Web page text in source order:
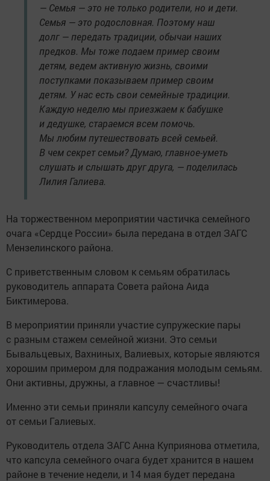
— Семья — это не только родители, но и дети.
Семья — это родословная. Поэтому наш
долг — передать традиции, обычаи наших
предков. Мы тоже подаем пример своим
детям, ведем активную жизнь, своими
поступками показываем пример своим
детям. У нас есть свои семейные традиции.
Каждую неделю мы приезжаем к бабушке
и дедушке, стараемся всем помочь.
Мы любим путешествовать всей семьей.
В чем секрет семьи? Думаю, главное-уметь
слушать и слышать друг друга, — поделилась
Лилия Галиева.
На торжественном мероприятии частичка семейного
очага «Сердце России» была передана в отдел ЗАГС
Мензелинского района.
С приветственным словом к семьям обратилась
руководитель аппарата Совета района Аида
Биктимерова.
В мероприятии приняли участие супружеские пары
с разным стажем семейной жизни. Это семьи
Бывальцевых, Вахниных, Валиевых, которые являются
хорошим примером для подражания молодым семьям.
Они активны, дружны, а главное — счастливы!
Именно эти семьи приняли капсулу семейного очага
от семьи Галиевых.
Руководитель отдела ЗАГС Анна Куприянова отметила,
что капсула семейного очага будет хранится в нашем
районе в течение недели, и 14 мая будет передана